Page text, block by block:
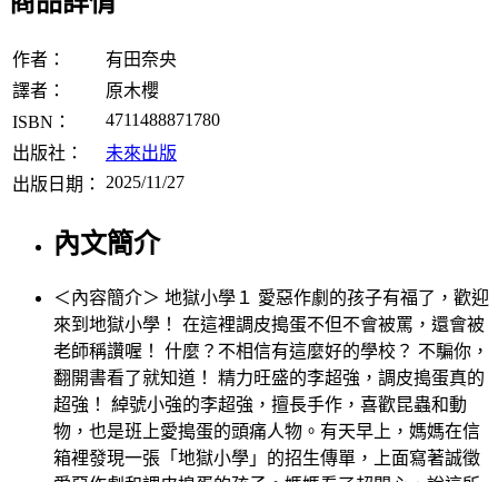
作者：
有田奈央
譯者：
原木櫻
ISBN：
4711488871780
出版社：
未來出版
出版日期：
2025/11/27
內文簡介
＜內容簡介＞ 地獄小學１ 愛惡作劇的孩子有福了，歡迎
來到地獄小學！ 在這裡調皮搗蛋不但不會被罵，還會被
老師稱讚喔！ 什麼？不相信有這麼好的學校？ 不騙你，
翻開書看了就知道！ 精力旺盛的李超強，調皮搗蛋真的
超強！ 綽號小強的李超強，擅長手作，喜歡昆蟲和動
物，也是班上愛搗蛋的頭痛人物。有天早上，媽媽在信
箱裡發現一張「地獄小學」的招生傳單，上面寫著誠徵